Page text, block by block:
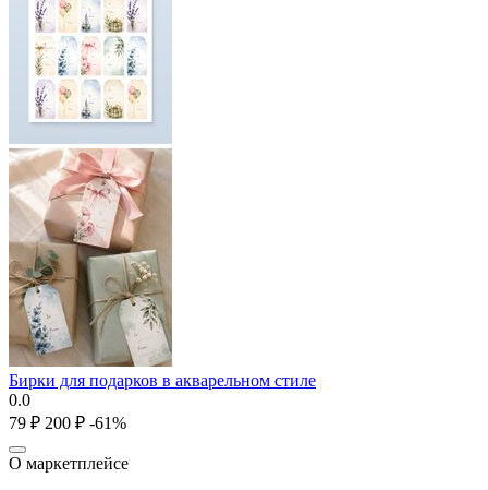
Бирки для подарков в акварельном стиле
0.0
‍79‍ ₽ ‍200‍ ₽ -61%
О маркетплейсе